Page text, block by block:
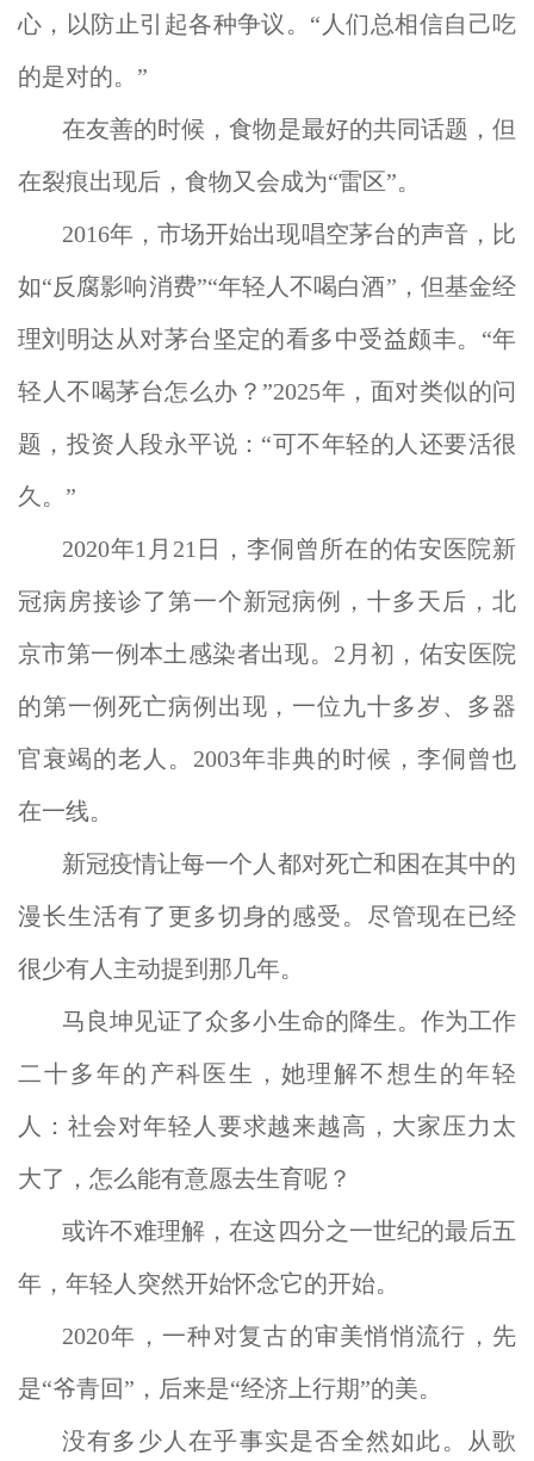
心，以防止引起各种争议。“人们总相信自己吃
的是对的。”
在友善的时候，食物是最好的共同话题，但
在裂痕出现后，食物又会成为“雷区”。
2016年，市场开始出现唱空茅台的声音，比
如“反腐影响消费”“年轻人不喝白酒”，但基金经
理刘明达从对茅台坚定的看多中受益颇丰。“年
轻人不喝茅台怎么办？”2025年，面对类似的问
题，投资人段永平说：“可不年轻的人还要活很
久。”
2020年1月21日，李侗曾所在的佑安医院新
冠病房接诊了第一个新冠病例，十多天后，北
京市第一例本土感染者出现。2月初，佑安医院
的第一例死亡病例出现，一位九十多岁、多器
官衰竭的老人。2003年非典的时候，李侗曾也
在一线。
新冠疫情让每一个人都对死亡和困在其中的
漫长生活有了更多切身的感受。尽管现在已经
很少有人主动提到那几年。
马良坤见证了众多小生命的降生。作为工作
二十多年的产科医生，她理解不想生的年轻
人：社会对年轻人要求越来越高，大家压力太
大了，怎么能有意愿去生育呢？
或许不难理解，在这四分之一世纪的最后五
年，年轻人突然开始怀念它的开始。
2020年，一种对复古的审美悄悄流行，先
是“爷青回”，后来是“经济上行期”的美。
没有多少人在乎事实是否全然如此。从歌